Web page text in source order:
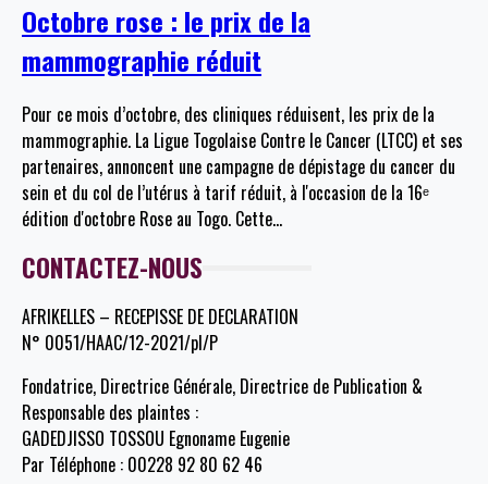
Octobre rose : le prix de la
mammographie réduit
Pour ce mois d’octobre, des cliniques réduisent, les prix de la
mammographie. La Ligue Togolaise Contre le Cancer (LTCC) et ses
partenaires, annoncent une campagne de dépistage du cancer du
sein et du col de l’utérus à tarif réduit, à l'occasion de la 16ᵉ
édition d'octobre Rose au Togo. Cette…
CONTACTEZ-NOUS
AFRIKELLES – RECEPISSE DE DECLARATION
N° 0051/HAAC/12-2021/pl/P
Fondatrice, Directrice Générale, Directrice de Publication &
Responsable des plaintes :
GADEDJISSO TOSSOU Egnoname Eugenie
Par Téléphone : 00228 92 80 62 46